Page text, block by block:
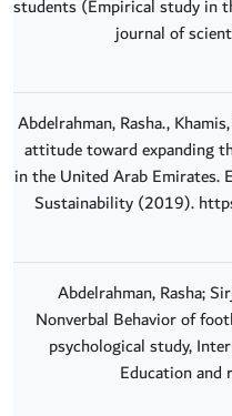
students (Empirical study in
journal of
Abdelrahman, Rasha.,
attitude toward expanding
in the United Arab Emirates.
Sustainability (2019).
• Abdelrahman, Rasha;
Nonverbal Behavior of
psychological study,
Education